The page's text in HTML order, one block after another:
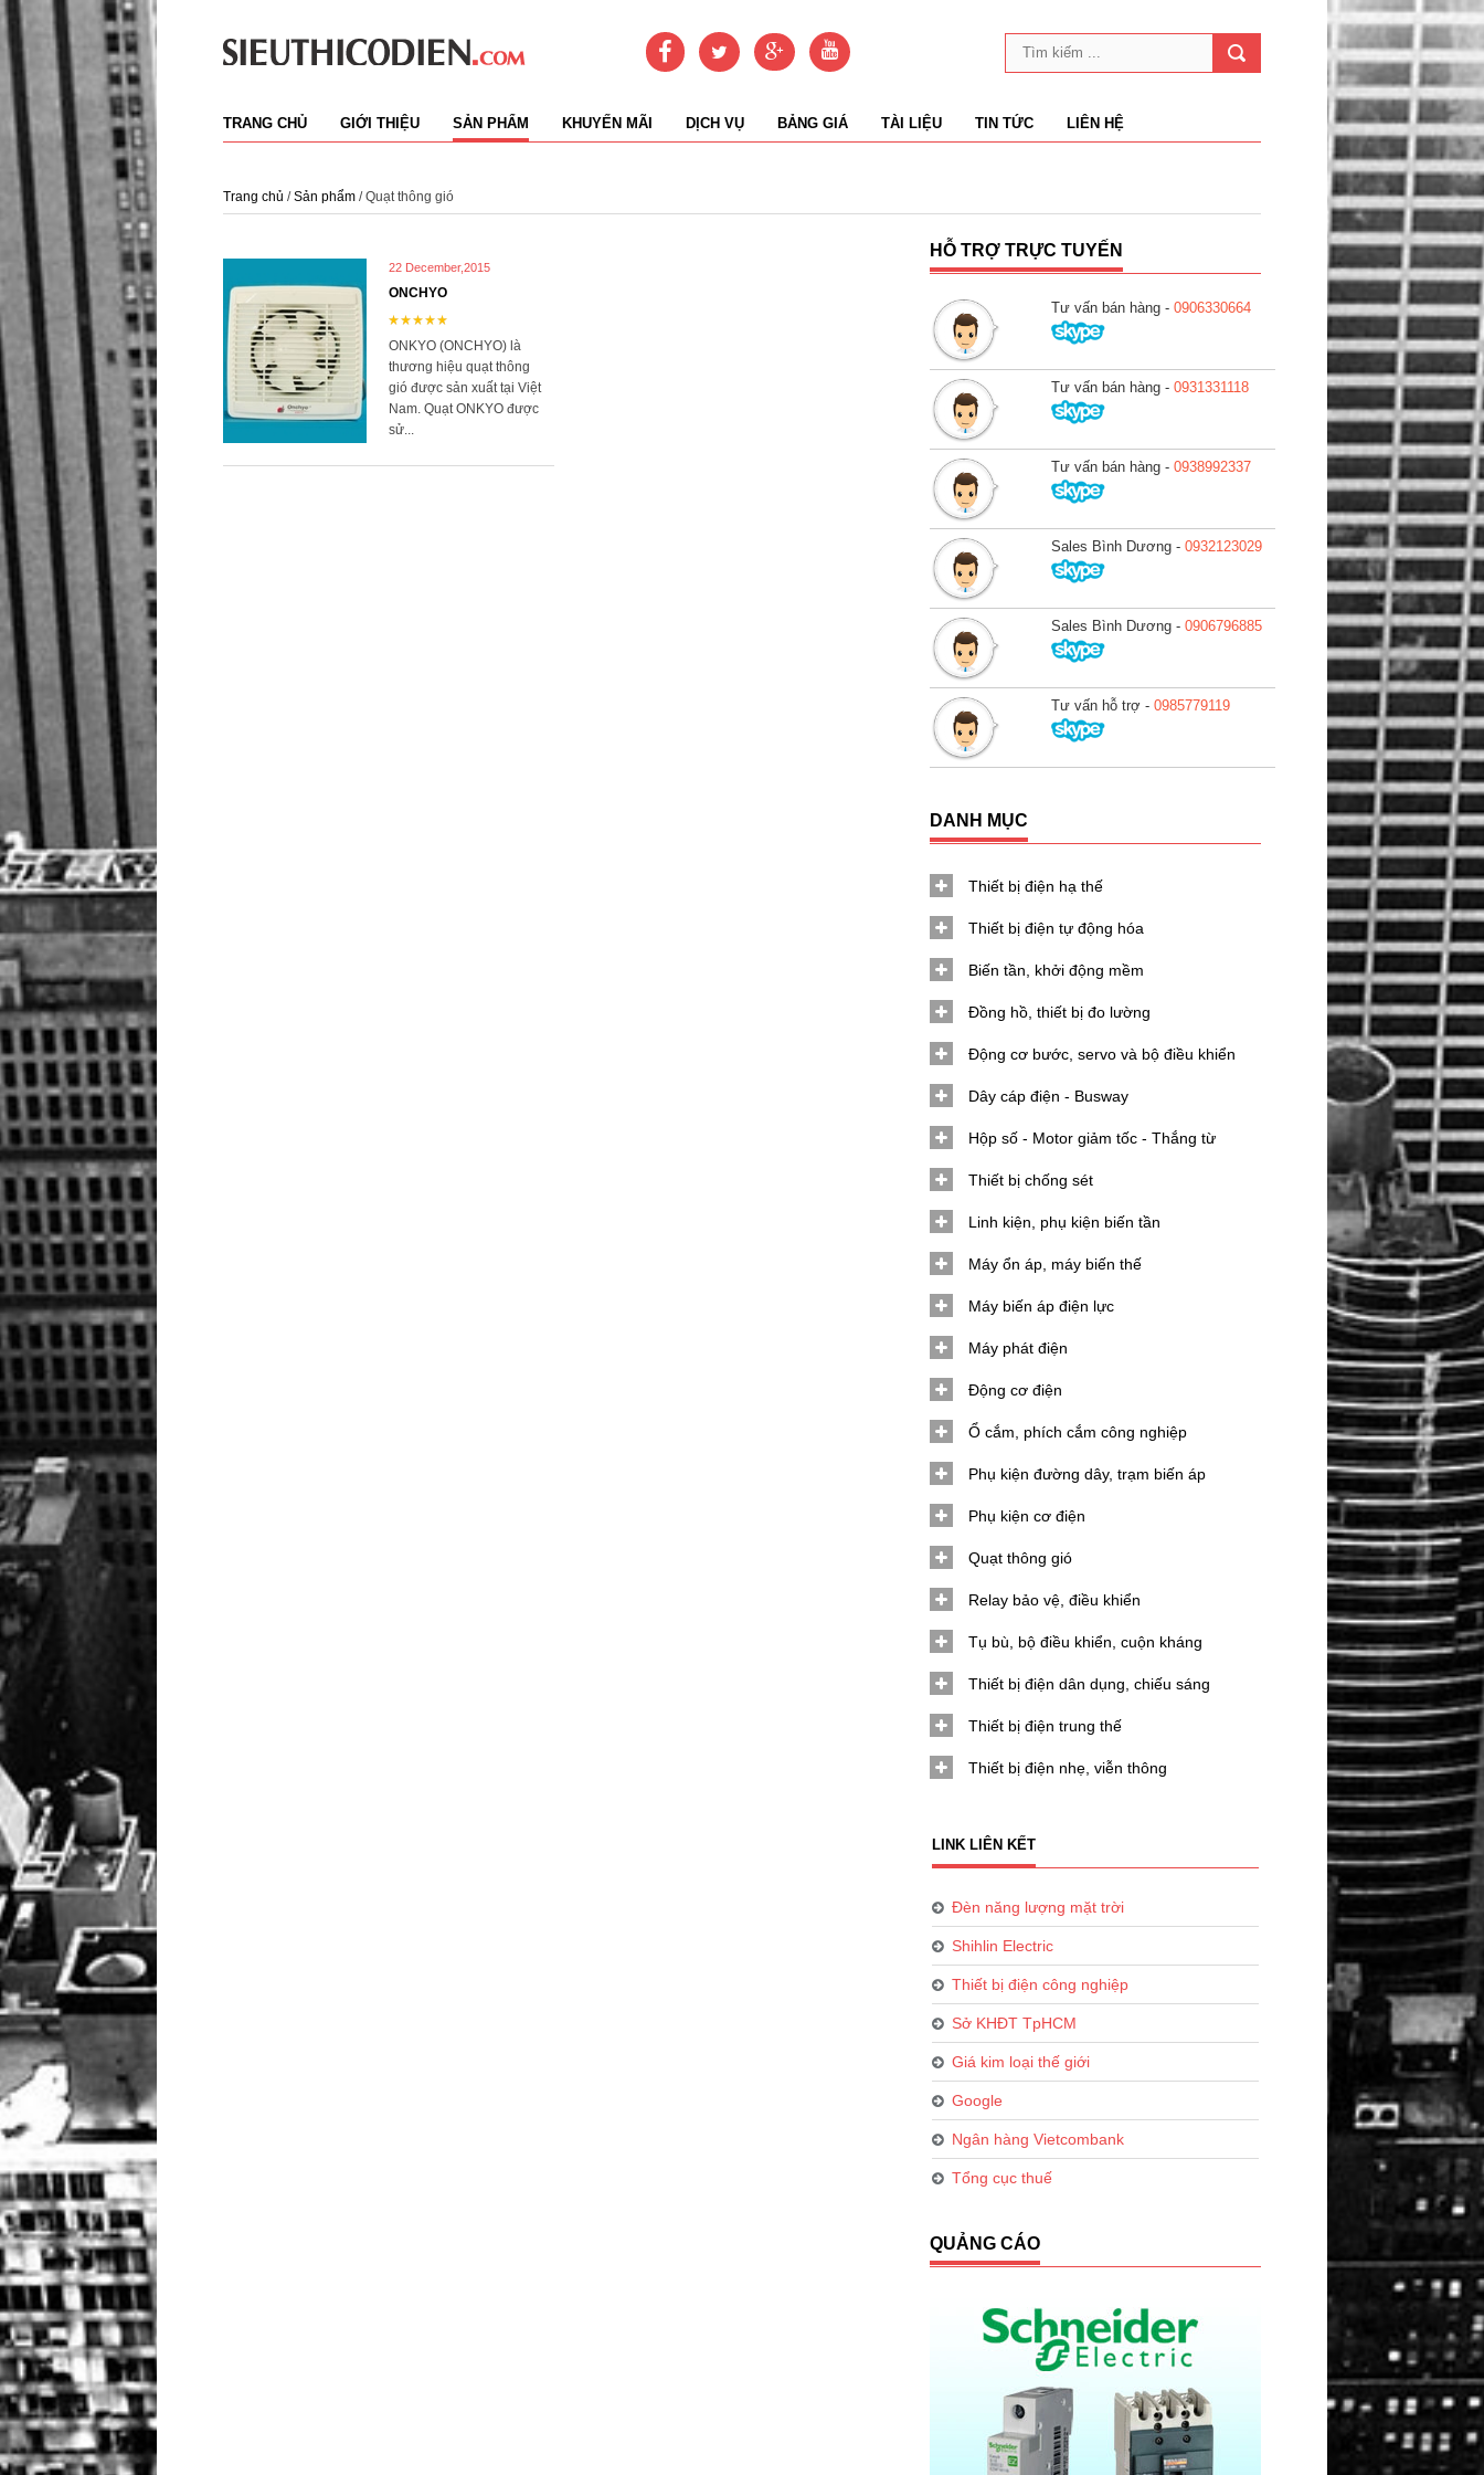
TRANG CHỦ GIỚI THIỆU SẢN PHẨM KHUYẾN MÃI DỊCH VỤ BẢNG GIÁ TÀI LIỆU TIN TỨC LIÊN HỆ
Trang chủ /Sản phẩm / Quạt thông gió
22 December,2015
ONCHYO
ONKYO (ONCHYO) là
thương hiệu quạt thông
gió được sản xuất tại Việt
Nam. Quạt ONKYO được
sử...
HỖ TRỢ TRỰC TUYẾN
Tư vấn bán hàng - 0906330664
Tư vấn bán hàng - 0931331118
Tư vấn bán hàng - 0938992337
Sales Bình Dương - 0932123029
Sales Bình Dương - 0906796885
Tư vấn hỗ trợ - 0985779119
DANH MỤC
Thiết bị điện hạ thế
Thiết bị điện tự động hóa
Biến tần, khởi động mềm
Đồng hồ, thiết bị đo lường
Động cơ bước, servo và bộ điều khiển
Dây cáp điện - Busway
Hộp số - Motor giảm tốc - Thắng từ
Thiết bị chống sét
Linh kiện, phụ kiện biến tần
Máy ổn áp, máy biến thế
Máy biến áp điện lực
Máy phát điện
Động cơ điện
Ổ cắm, phích cắm công nghiệp
Phụ kiện đường dây, trạm biến áp
Phụ kiện cơ điện
Quạt thông gió
Relay bảo vệ, điều khiển
Tụ bù, bộ điều khiển, cuộn kháng
Thiết bị điện dân dụng, chiếu sáng
Thiết bị điện trung thế
Thiết bị điện nhẹ, viễn thông
LINK LIÊN KẾT
Đèn năng lượng mặt trời
Shihlin Electric
Thiết bị điện công nghiệp
Sở KHĐT TpHCM
Giá kim loại thế giới
Google
Ngân hàng Vietcombank
Tổng cục thuế
QUẢNG CÁO